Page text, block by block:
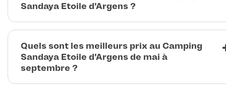
Sandaya Etoile d'Argens ?
Quels sont les meilleurs prix au Camping
Sandaya Etoile d'Argens de mai à
septembre ?